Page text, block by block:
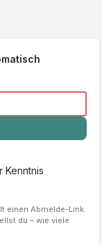
Kenntnis
einen Abmelde-Link.
du – wie viele